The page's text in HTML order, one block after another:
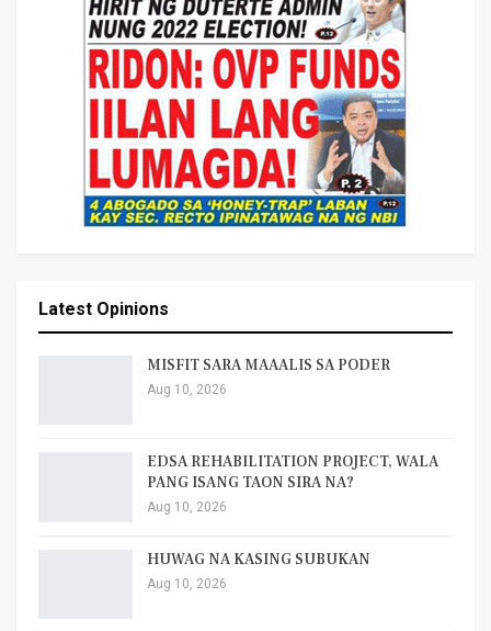
Latest Opinions
MISFIT SARA MAAALIS SA PODER
Aug 10, 2026
EDSA REHABILITATION PROJECT, WALA
PANG ISANG TAON SIRA NA?
Aug 10, 2026
HUWAG NA KASING SUBUKAN
Aug 10, 2026